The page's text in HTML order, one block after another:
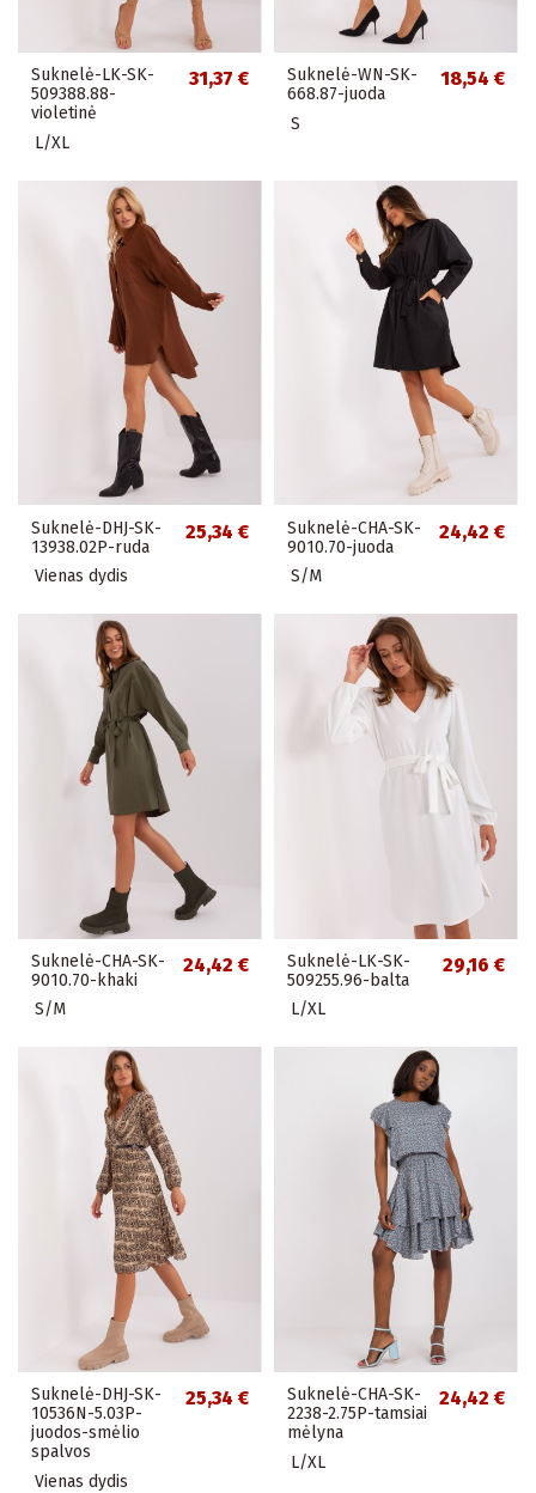
Suknelė-LK-SK-
509388.88-
violetinė
31,37 €
L/XL
Suknelė-WN-SK-
668.87-juoda
18,54 €
S
Suknelė-DHJ-SK-
13938.02P-ruda
25,34 €
Vienas dydis
Suknelė-CHA-SK-
9010.70-juoda
24,42 €
S/M
Suknelė-CHA-SK-
9010.70-khaki
24,42 €
S/M
Suknelė-LK-SK-
509255.96-balta
29,16 €
L/XL
Suknelė-DHJ-SK-
10536N-5.03P-
juodos-smėlio
spalvos
25,34 €
Vienas dydis
Suknelė-CHA-SK-
2238-2.75P-tamsiai
mėlyna
24,42 €
L/XL